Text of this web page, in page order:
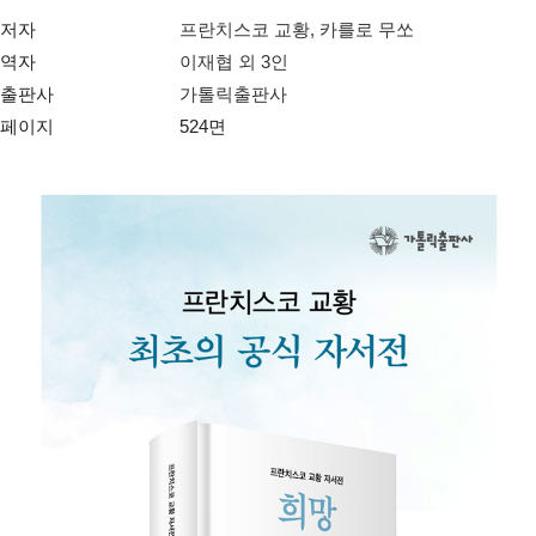
저자
프란치스코 교황, 카를로 무쏘
역자
이재협 외 3인
출판사
가톨릭출판사
페이지
524면